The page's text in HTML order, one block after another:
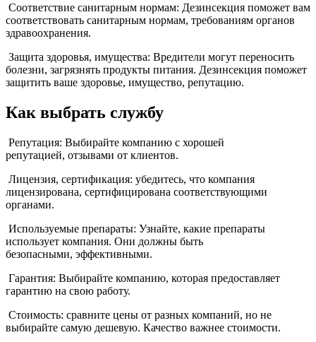
Соответствие санитарным нормам: Дезинсекция поможет вам
соответствовать санитарным нормам, требованиям органов
здравоохранения.
Защита здоровья, имущества: Вредители могут переносить
болезни, загрязнять продукты питания. Дезинсекция поможет
защитить ваше здоровье, имущество, репутацию.
Как выбрать службу
Репутация: Выбирайте компанию с хорошей
репутацией, отзывами от клиентов.
Лицензия, сертификация: убедитесь, что компания
лицензирована, сертифицирована соответствующими
органами.
Используемые препараты: Узнайте, какие препараты
использует компания. Они должны быть
безопасными, эффективными.
Гарантия: Выбирайте компанию, которая предоставляет
гарантию на свою работу.
Стоимость: сравните цены от разных компаний, но не
выбирайте самую дешевую. Качество важнее стоимости.